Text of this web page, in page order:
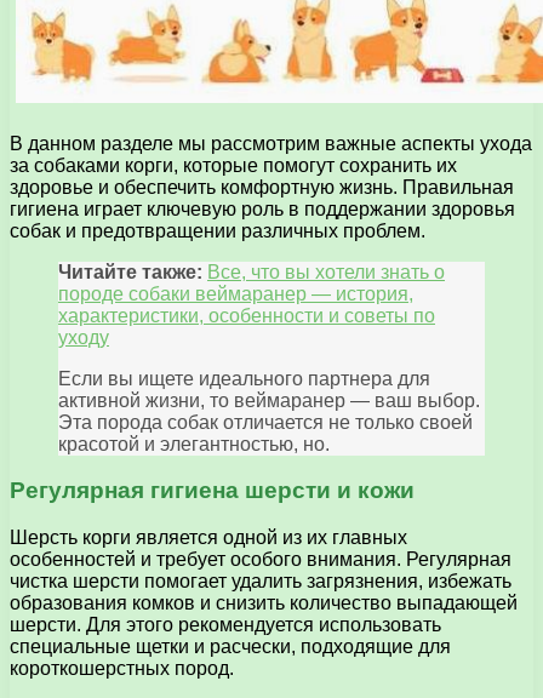
В данном разделе мы рассмотрим важные аспекты ухода
за собаками корги, которые помогут сохранить их
здоровье и обеспечить комфортную жизнь. Правильная
гигиена играет ключевую роль в поддержании здоровья
собак и предотвращении различных проблем.
Читайте также: Все, что вы хотели знать о
породе собаки веймаранер — история,
характеристики, особенности и советы по
уходу
Если вы ищете идеального партнера для
активной жизни, то веймаранер — ваш выбор.
Эта порода собак отличается не только своей
красотой и элегантностью, но.
Регулярная гигиена шерсти и кожи
Шерсть корги является одной из их главных
особенностей и требует особого внимания. Регулярная
чистка шерсти помогает удалить загрязнения, избежать
образования комков и снизить количество выпадающей
шерсти. Для этого рекомендуется использовать
специальные щетки и расчески, подходящие для
короткошерстных пород.